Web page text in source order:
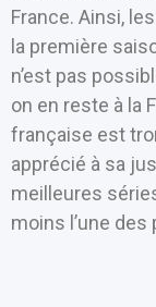
France. Ainsi,
la première
n’est pas
on en reste à la
française est
apprécié à sa
meilleures
moins l’une